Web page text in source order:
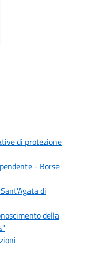
di protezione
- Borse
di
della